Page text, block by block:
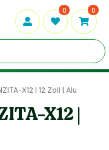
0 0
X12 | 12 Zoll | Alu
X12 |